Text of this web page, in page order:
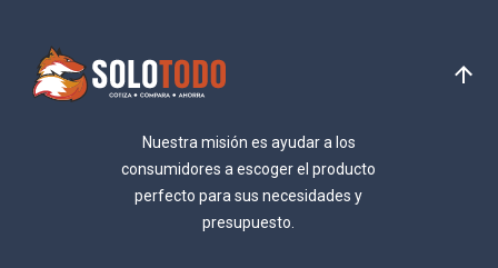
Nuestra misión es ayudar a los
consumidores a escoger el producto
perfecto para sus necesidades y
presupuesto.